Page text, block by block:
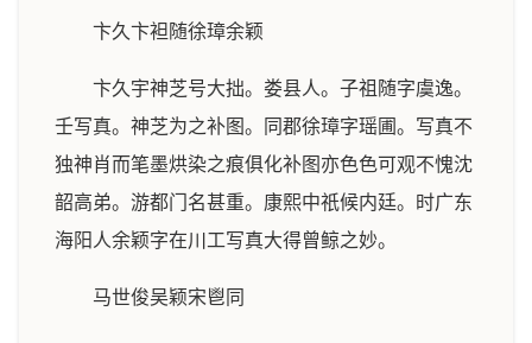
卞久卞袒随徐璋余颖
卞久宇神芝号大拙。娄县人。子祖随字虞逸。
壬写真。神芝为之补图。同郡徐璋字瑶圃。写真不
独神肖而笔墨烘染之痕俱化补图亦色色可观不愧沈
韶高弟。游都门名甚重。康熙中祇候内廷。时广东
海阳人余颖字在川工写真大得曾鲸之妙。
马世俊吴颖宋鬯同